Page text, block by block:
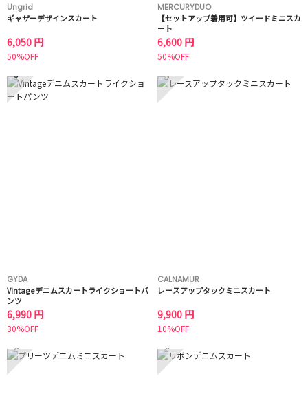
Ungrid
ギャザーデザインスカート
6,050 円
50%OFF
MERCURYDUO
【セットアップ着用可】ツイードミニスカ
ート
6,600 円
50%OFF
3
GYDA
Vintageデニムスカートライクショートパ
ンツ
6,990 円
30%OFF
4
CALNAMUR
レースアップタックミニスカート
9,900 円
10%OFF
5 6